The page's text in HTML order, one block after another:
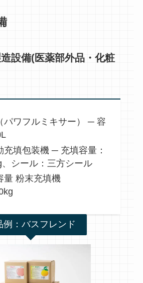
設備(医薬部外品・化粧
パワフルミキサー） ─ 容
充填包装機 ─ 充填容量：
シール：三方シール
量 粉末充填機
例：バスフレンド